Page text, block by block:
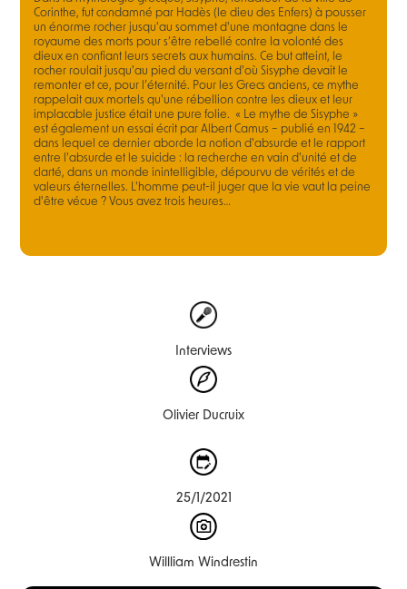
Corinthe, fut condamné par Hadès (le dieu des Enfers) à pousser
un énorme rocher jusqu'au sommet d'une montagne dans le
royaume des morts pour s’être rebellé contre la volonté des
dieux en confiant leurs secrets aux humains. Ce but atteint, le
rocher roulait jusqu'au pied du versant d'où Sisyphe devait le
remonter et ce, pour l’éternité. Pour les Grecs anciens, ce mythe
rappelait aux mortels qu'une rébellion contre les dieux et leur
implacable justice était une pure folie. « Le mythe de Sisyphe »
est également un essai écrit par Albert Camus – publié en 1942 –
dans lequel ce dernier aborde la notion d'absurde et le rapport
entre l'absurde et le suicide : la recherche en vain d'unité et de
clarté, dans un monde inintelligible, dépourvu de vérités et de
valeurs éternelles. L'homme peut-il juger que la vie vaut la peine
d'être vécue ? Vous avez trois heures…
Interviews
Olivier Ducruix
25/1/2021
Willliam Windrestin